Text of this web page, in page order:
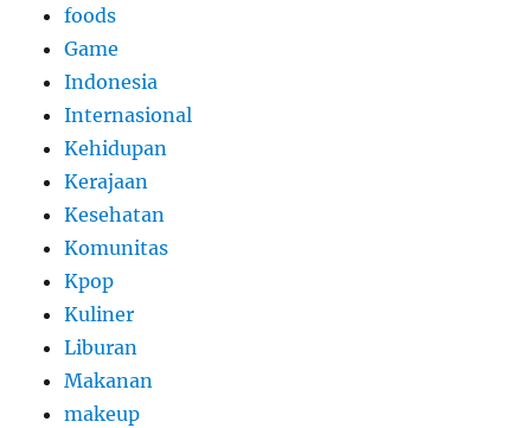
foods
Game
Indonesia
Internasional
Kehidupan
Kerajaan
Kesehatan
Komunitas
Kpop
Kuliner
Liburan
Makanan
makeup